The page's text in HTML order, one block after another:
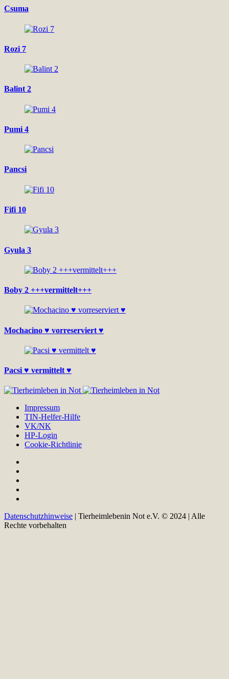
Csuma
Rozi 7
Balint 2
Pumi 4
Pancsi
Fifi 10
Gyula 3
Boby 2 +++vermittelt+++
Mochacino ♥ vorreserviert ♥
Pacsi ♥ vermittelt ♥
Impressum
TIN-Helfer-Hilfe
VK/NK
HP-Login
Cookie-Richtlinie
Datenschutzhinweise | Tierheimlebenin Not e.V. © 2024 | Alle
Rechte vorbehalten